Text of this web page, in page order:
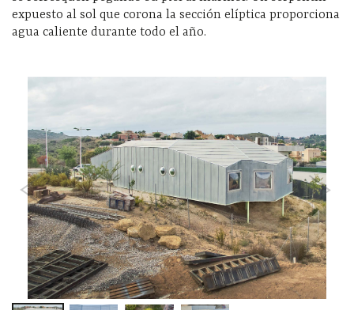
expuesto al sol que corona la sección elíptica proporciona
agua caliente durante todo el año.